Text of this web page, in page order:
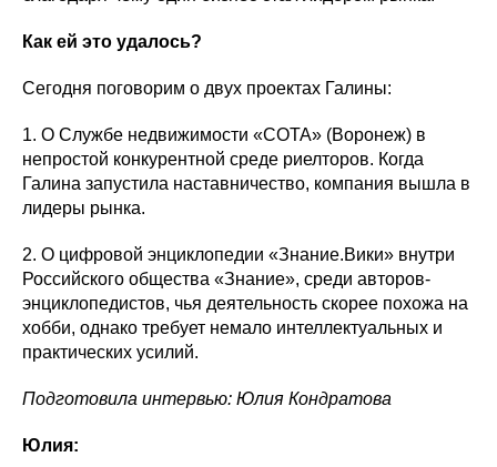
Как ей это удалось?
Сегодня поговорим о двух проектах Галины:
1. О Службе недвижимости «СОТА» (Воронеж) в
непростой конкурентной среде риелторов. Когда
Галина запустила наставничество, компания вышла в
лидеры рынка.
2. О цифровой энциклопедии «Знание.Вики» внутри
Российского общества «Знание», среди авторов-
энциклопедистов, чья деятельность скорее похожа на
хобби, однако требует немало интеллектуальных и
практических усилий.
Подготовила интервью: Юлия Кондратова
Юлия: